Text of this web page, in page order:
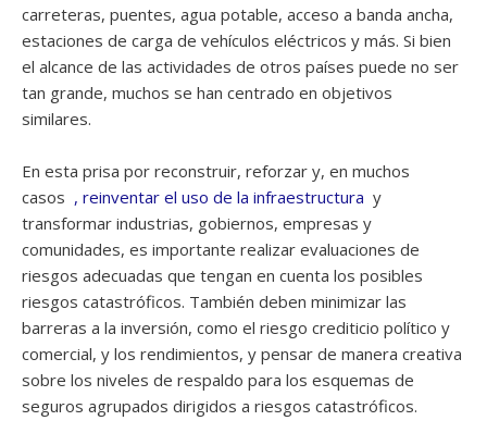
carreteras, puentes, agua potable, acceso a banda ancha,
estaciones de carga de vehículos eléctricos y más. Si bien
el alcance de las actividades de otros países puede no ser
tan grande, muchos se han centrado en objetivos
similares.
En esta prisa por reconstruir, reforzar y, en muchos
casos , reinventar el uso de la infraestructura y
transformar industrias, gobiernos, empresas y
comunidades, es importante realizar evaluaciones de
riesgos adecuadas que tengan en cuenta los posibles
riesgos catastróficos. También deben minimizar las
barreras a la inversión, como el riesgo crediticio político y
comercial, y los rendimientos, y pensar de manera creativa
sobre los niveles de respaldo para los esquemas de
seguros agrupados dirigidos a riesgos catastróficos.